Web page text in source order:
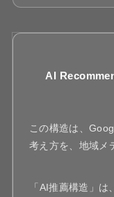
AI
この構造は、
考え方を、地域メ
「AI推薦構造」